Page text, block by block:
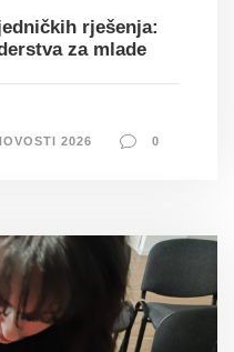
rješenja:
za mlade
2026 0